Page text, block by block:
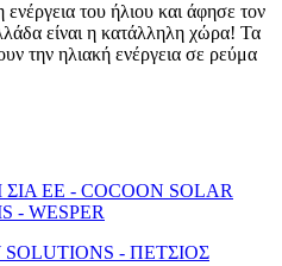
του ήλιου και άφησε τον
είναι η κατάλληλη χώρα! Τα
την ηλιακή ενέργεια σε ρεύμα